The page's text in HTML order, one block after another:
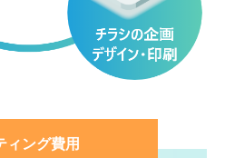
ィング費用